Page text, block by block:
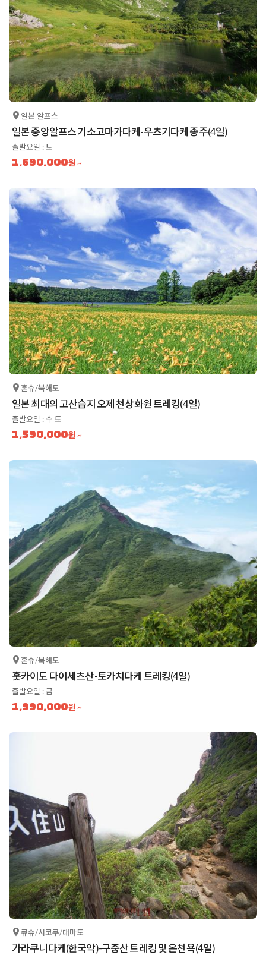
일본 알프스
일본 중앙알프스 기소고마가다케-우츠기다케 종주(4일)
출발요일 : 토
1,690,000원 ~
혼슈/북해도
일본 최대의 고산습지 오제 천상화원 트레킹(4일)
출발요일 : 수 토
1,590,000원 ~
혼슈/북해도
홋카이도 다이세츠산-토카치다케 트레킹(4일)
출발요일 : 금
1,990,000원 ~
큐슈/시코쿠/대마도
가라쿠니다케(한국악)-구중산 트레킹 및 온천욕(4일)